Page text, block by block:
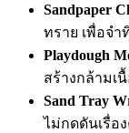
Sandpaper
ทราย เพื่อจำ
Playdough
สร้างกล้ามเ
Sand Tray
ไม่กดดันเรื่อ